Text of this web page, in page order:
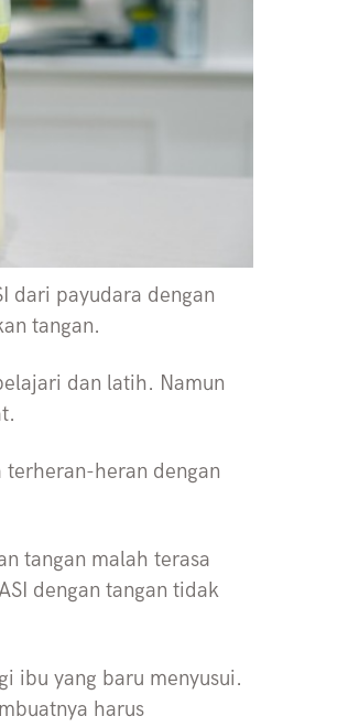
dari payudara dengan
tangan.
dan latih. Namun
terheran-heran dengan
tangan malah terasa
dengan tangan tidak
ibu yang baru menyusui.
harus